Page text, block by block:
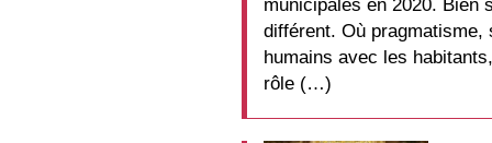
municipales en 2020. Bien
différent. Où
humains avec les
rôle (…)